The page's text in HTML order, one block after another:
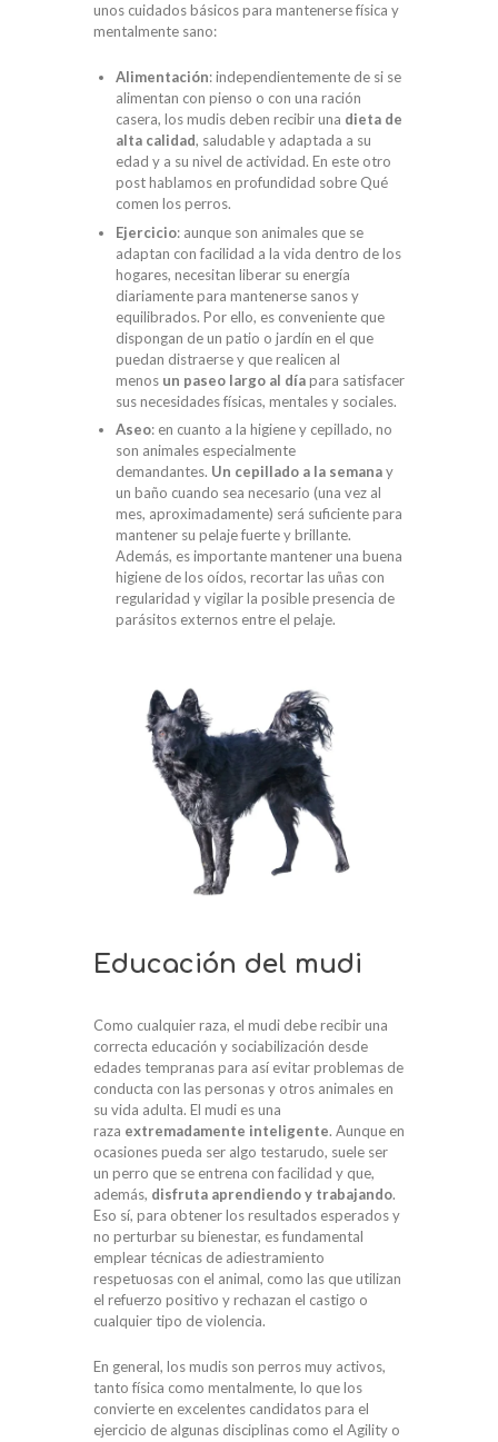
unos cuidados básicos para mantenerse física y
mentalmente sano:
Alimentación: independientemente de si se
alimentan con pienso o con una ración
casera, los mudis deben recibir una dieta de
alta calidad, saludable y adaptada a su
edad y a su nivel de actividad. En este otro
post hablamos en profundidad sobre Qué
comen los perros.
Ejercicio: aunque son animales que se
adaptan con facilidad a la vida dentro de los
hogares, necesitan liberar su energía
diariamente para mantenerse sanos y
equilibrados. Por ello, es conveniente que
dispongan de un patio o jardín en el que
puedan distraerse y que realicen al
menos un paseo largo al díapara satisfacer
sus necesidades físicas, mentales y sociales.
Aseo: en cuanto a la higiene y cepillado, no
son animales especialmente
demandantes. Un cepillado a la semanay
un baño cuando sea necesario (una vez al
mes, aproximadamente) será suficiente para
mantener su pelaje fuerte y brillante.
Además, es importante mantener una buena
higiene de los oídos, recortar las uñas con
regularidad y vigilar la posible presencia de
parásitos externos entre el pelaje.
Educación del mudi
Como cualquier raza, el mudi debe recibir una
correcta educación y sociabilización desde
edades tempranas para así evitar problemas de
conducta con las personas y otros animales en
su vida adulta. El mudi es una
raza extremadamente inteligente. Aunque en
ocasiones pueda ser algo testarudo, suele ser
un perro que se entrena con facilidad y que,
además, disfruta aprendiendo y trabajando.
Eso sí, para obtener los resultados esperados y
no perturbar su bienestar, es fundamental
emplear técnicas de adiestramiento
respetuosas con el animal, como las que utilizan
el refuerzo positivo y rechazan el castigo o
cualquier tipo de violencia.
En general, los mudis son perros muy activos,
tanto física como mentalmente, lo que los
convierte en excelentes candidatos para el
ejercicio de algunas disciplinas como el Agility o